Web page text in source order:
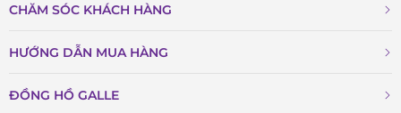
CHĂM SÓC KHÁCH HÀNG
HƯỚNG DẪN MUA HÀNG
ĐỒNG HỒ GALLE